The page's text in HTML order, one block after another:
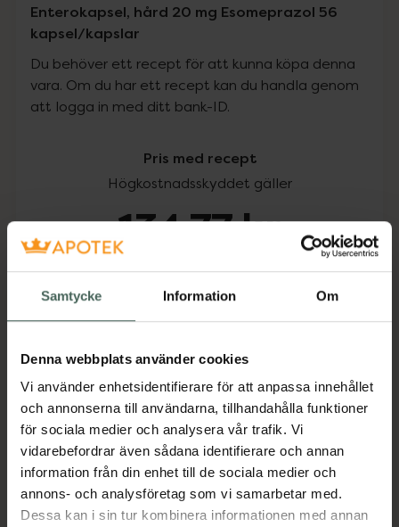
Samtycke Information Om
Denna webbplats använder cookies
Vi använder enhetsidentifierare för att anpassa innehållet
och annonserna till användarna, tillhandahålla funktioner
för sociala medier och analysera vår trafik. Vi
vidarebefordrar även sådana identifierare och annan
information från din enhet till de sociala medier och
annons- och analysföretag som vi samarbetar med.
Dessa kan i sin tur kombinera informationen med annan
Enterokapsel, hård 20 mg Esomeprazol 56
kapsel/kapslar
Du behöver ett recept för att kunna köpa denna
vara. Om du har ett recept kan du handla genom
att logga in med ditt bank-ID.
Pris med recept
Högkostnadsskyddet gäller
134,77 kr
Aktuella erbjudanden
Beskrivning
Läs alltid bipacksedeln innan
användning.